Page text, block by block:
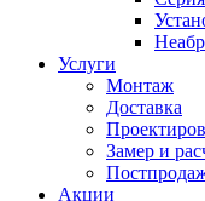
Услуги
Монтаж
Доставка
Замер и
Акции